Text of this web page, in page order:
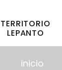
TERRITORIO
LEPANTO
inicio